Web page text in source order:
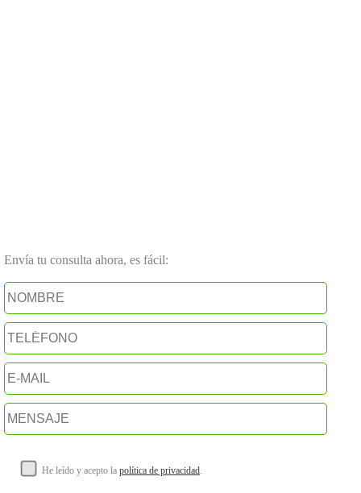
Envía tu consulta ahora, es fácil:
He leído y acepto la política de privacidad.